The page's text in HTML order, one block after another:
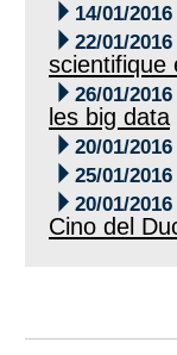
 14/01/2016
 22/01/2016
scientifique
 26/01/2016
les big data
 20/01/2016
 25/01/2016
 20/01/2016
Cino del